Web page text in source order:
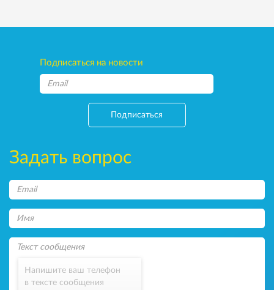
Подписаться на новости
Подписаться
Задать вопрос
Напишите ваш телефон
в тексте сообщения